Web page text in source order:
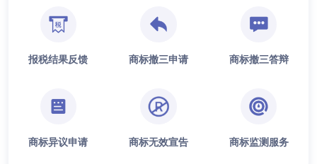
报税结果反馈 商标撤三申请 商标撤三答辩
商标异议申请 商标无效宣告 商标监测服务